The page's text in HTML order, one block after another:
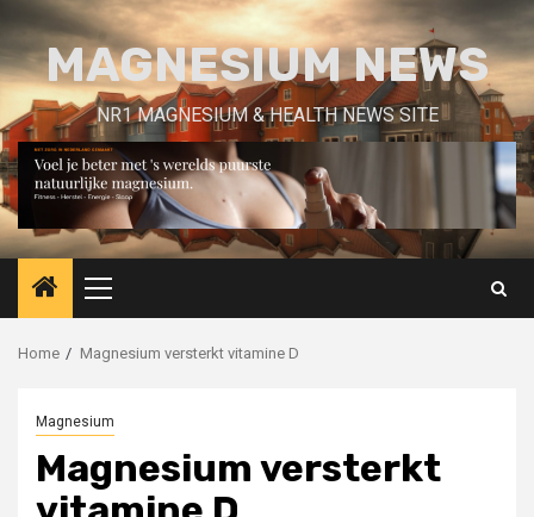
contentMAGNESIUM NEWS
NR1 MAGNESIUM & HEALTH NEWS SITE
Primary
Menu
Home Magnesium versterkt vitamine D
Magnesium
Magnesium versterkt